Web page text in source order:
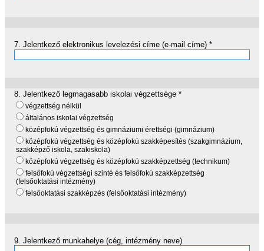
7. Jelentkező elektronikus levelezési címe (e-mail címe) *
8. Jelentkező legmagasabb iskolai végzettsége *
végzettség nélkül
általános iskolai végzettség
középfokú végzettség és gimnáziumi érettségi (gimnázium)
középfokú végzettség és középfokú szakképesítés (szakgimnázium,
szakképző iskola, szakiskola)
középfokú végzettség és középfokú szakképzettség (technikum)
felsőfokú végzettségi szinté és felsőfokú szakképzettség
(felsőoktatási intézmény)
felsőoktatási szakképzés (felsőoktatási intézmény)
9. Jelentkező munkahelye (cég, intézmény neve)